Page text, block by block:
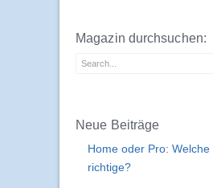
Magazin durchsuchen:
Neue Beiträge
Home oder Pro:
richtige?